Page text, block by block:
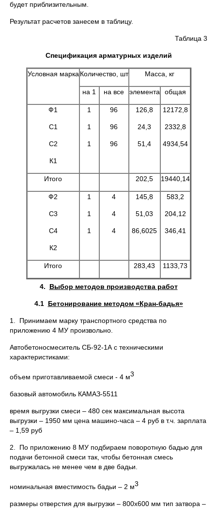
будет приблизительным.
Результат расчетов занесем в таблицу.
Таблица 3
Спецификация арматурных изделий
Условная марка Количество, шт Масса, кг
на 1 на все элемента общая
Ф1
С1
С2
К1
1
1
1
96
96
96
126,8
24,3
51,4
12172,8
2332,8
4934,54
Итого 202,5 19440,14
Ф2
С3
С4
К2
1
1
1
4
4
4
145,8
51,03
86,6025
583,2
204,12
346,41
Итого 283,43 1133,73
4. Выбор методов производства работ
4.1 Бетонирование методом «Кран-бадья»
1. Принимаем марку транспортного средства по
приложению 4 МУ произвольно.
Автобетоносмеситель СБ-92-1А с техническими
характеристиками:
объем приготавливаемой смеси - 4 м3
базовый автомобиль КАМАЗ-5511
время выгрузки смеси – 480 сек максимальная высота
выгрузки – 1950 мм цена машино-часа – 4 руб в т.ч. зарплата
– 1,59 руб
2. По приложению 8 МУ подбираем поворотную бадью для
подачи бетонной смеси так, чтобы бетонная смесь
выгружалась не менее чем в две бадьи.
номинальная вместимость бадьи – 2 м3
размеры отверстия для выгрузки – 800х600 мм тип затвора –